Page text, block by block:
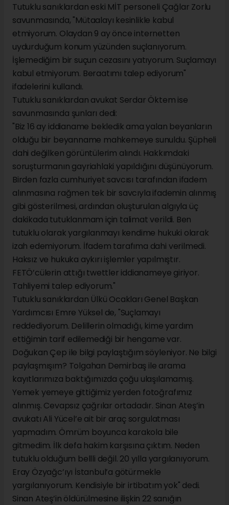
Tutuklu sanıklardan eski MİT personeli Çağlar Zorlu
savunmasında, "Mütaalayı kesinlikle kabul
etmiyorum. Olaydan 9 ay önce internetten
uydurduğum konum yüzünden suçlanıyorum.
İşlemediğim bir suçun cezasını yatıyorum. Suçlamayı
kabul etmiyorum. Beraatımı talep ediyorum"
ifadelerini kullandı.
Tutuklu sanıklardan avukat Serdar Öktem ise
savunmasında şunları dedi:
"Biz 16 ay iddianame bekledik ama yalan beyanların
olduğu bir beyanname mahkemeye sunuldu. Şüpheli
dahi değilken görüntülerim alındı. Hakkımdaki
soruşturmanın gayriahlaki yapıldığını düşünüyorum.
Birden fazla cumhuriyet savcısı tarafından ifadem
alınmasına rağmen tek bir savcıyla ifademin alınmış
gibi gösterilmesi, ardından oluşturulan algıyla üç
dakikada tutuklanmam için talimat verildi. Ben
tutuklu olarak yargılanmayı kendime hukuki olarak
izah edemiyorum. İfadem tarafıma dahi verilmedi.
Haksız ve hukuka aykırı işlemler yapılmıştır.
FETÖ’cülerin attığı twettler iddianameye giriyor.
Tahliyemi talep ediyorum."
Tutuklu sanıklardan Ülkü Ocakları Genel Başkan
Yardımcısı Emre Yüksel de, "Suçlamayı
reddediyorum. Delillerin olmadığı, kime yardım
ettiğimin tarif edilemediği bir hengame var.
Doğukan Çep ile bilgi paylaştığım söyleniyor. Ne bilgi
paylaşmışım? Tolgahan Demirbaş ile arama
kayıtlarımıza baktığımızda çoğu ulaşılamamış.
Yemek yemeye gittiğimiz yerden fotoğrafımız
alınmış. Cevapsız çağrılar ortadadır. Sinan Ateş’in
avukatı Ali Yücel’e ait bir araç sorgulatması
yapmadım. Ömrüm boyunca karakola bile
gitmedim. İlk defa hakim karşısına çıktım. Neden
tutuklu olduğum bellli değil. 20 yılla yargılanıyorum.
Eray Özyağc’ıyı İstanbul’a götürmekle
yargılanıyorum. Kendisiyle bir irtibatım yok" dedi.
Sinan Ateş’in öldürülmesine ilişkin 22 sanığın